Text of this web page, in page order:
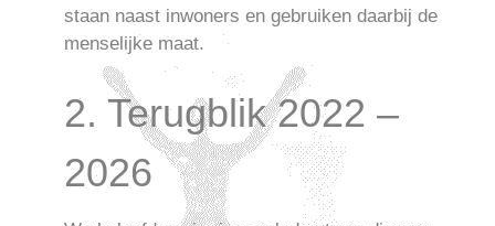
staan naast inwoners en gebruiken daarbij de
menselijke maat.
2. Terugblik 2022 –
2026